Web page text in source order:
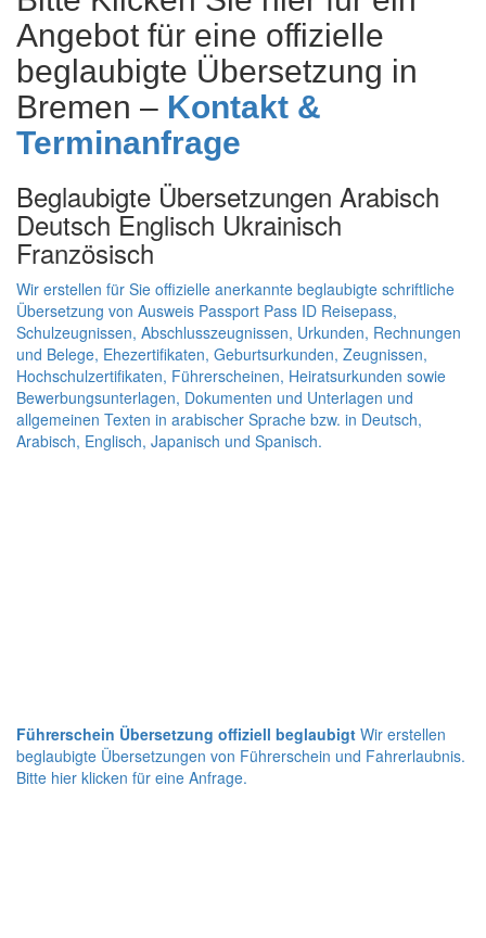
Angebot für eine offizielle
beglaubigte Übersetzung in
Bremen – Kontakt &
Terminanfrage
Beglaubigte Übersetzungen Arabisch
Deutsch Englisch Ukrainisch
Französisch
Wir erstellen für Sie offizielle anerkannte beglaubigte schriftliche
Übersetzung von Ausweis Passport Pass ID Reisepass,
Schulzeugnissen, Abschlusszeugnissen, Urkunden, Rechnungen
und Belege, Ehezertifikaten, Geburtsurkunden, Zeugnissen,
Hochschulzertifikaten, Führerscheinen, Heiratsurkunden sowie
Bewerbungsunterlagen, Dokumenten und Unterlagen und
allgemeinen Texten in arabischer Sprache bzw. in Deutsch,
Arabisch, Englisch, Japanisch und Spanisch.
Führerschein Übersetzung offiziell beglaubigt Wir erstellen
beglaubigte Übersetzungen von Führerschein und Fahrerlaubnis.
Bitte hier klicken für eine Anfrage.